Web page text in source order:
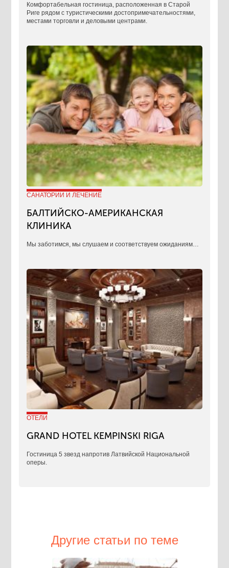
Комфортабельная гостиница, расположенная в Старой
Риге рядом с туристическими достопримечательностями,
местами торговли и деловыми центрами.
САНАТОРИИ И ЛЕЧЕНИЕ
БАЛТИЙСКО-АМЕРИКАНСКАЯ
КЛИНИКА
​Мы заботимся, мы слушаем и соответствуем ожиданиям…
ОТЕЛИ
GRAND HOTEL KEMPINSKI RIGA
Гостиница 5 звезд напротив Латвийской Национальной
оперы.
Другие статьи по теме